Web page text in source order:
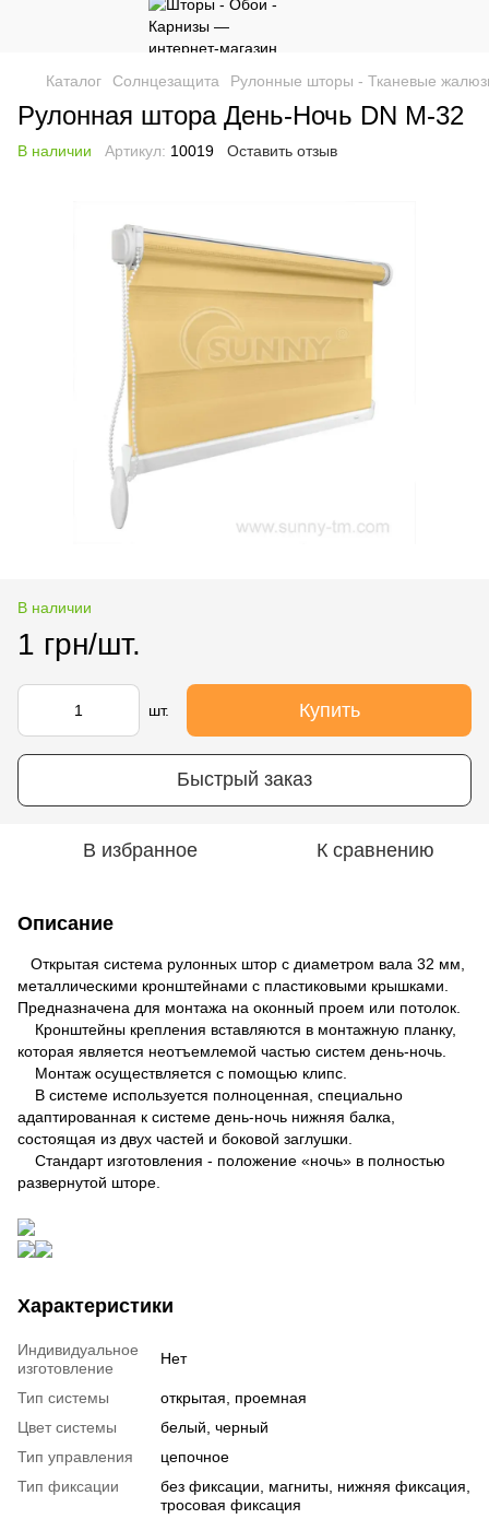
Каталог Солнцезащита Рулонные шторы - Тканевые
Рулонная штора День-Ночь DN M-32
В наличии Артикул: 10019 Оставить отзыв
В наличии
1 грн/шт.
шт. Купить
Быстрый заказ
В избранное К сравнению
Описание
Открытая система рулонных штор с диаметром вала 32 мм,
металлическими кронштейнами с пластиковыми крышками.
Предназначена для монтажа на оконный проем или потолок.
Кронштейны крепления вставляются в монтажную планку,
которая является неотъемлемой частью систем день-ночь.
Монтаж осуществляется с помощью клипс.
В системе используется полноценная, специально
адаптированная к системе день-ночь нижняя балка,
состоящая из двух частей и боковой заглушки.
Стандарт изготовления - положение «ночь» в полностью
развернутой шторе.
Характеристики
Индивидуальное
изготовление
Нет
Тип системы
открытая, проемная
Цвет системы
белый, черный
Тип управления
цепочное
Тип фиксации
без фиксации, магниты, нижняя фиксация,
тросовая фиксация